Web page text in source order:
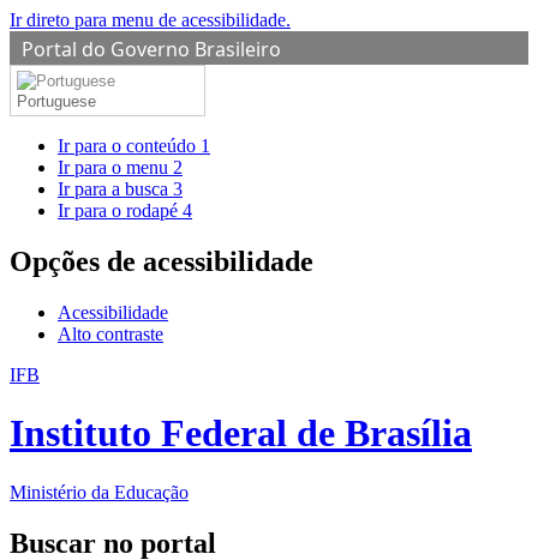
Ir direto para menu de acessibilidade.
Portal do Governo Brasileiro
Portuguese
Ir para o conteúdo 1
Ir para o menu 2
Ir para a busca 3
Ir para o rodapé 4
Opções de acessibilidade
Acessibilidade
Alto contraste
IFB
Instituto Federal de Brasília
Ministério da Educação
Buscar no portal